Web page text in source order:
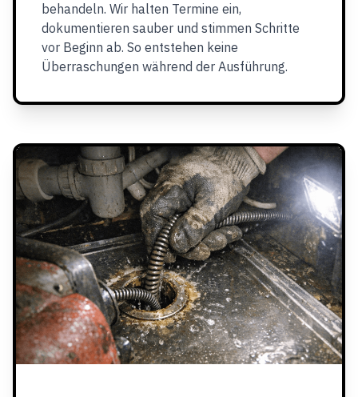
behandeln. Wir halten Termine ein,
dokumentieren sauber und stimmen Schritte
vor Beginn ab. So entstehen keine
Überraschungen während der Ausführung.